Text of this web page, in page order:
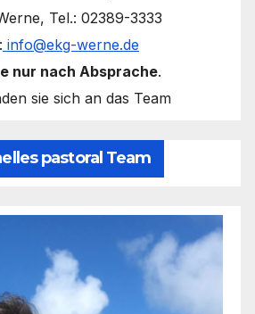
Tel.: 02389-3333
info@ekg-werne.de
nur nach Absprache.
sie sich an das Team
pastoral Team